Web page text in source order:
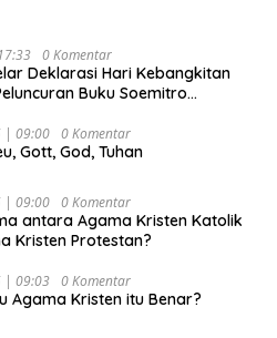
0 Komentar
Deklarasi Hari Kebangkitan
Buku Soemitro
& Simposium Nasional
Perekonomian Nasional dan
| 09:00 0 Komentar
Gott, God, Tuhan
| 09:00 0 Komentar
antara Agama Kristen Katolik
Kristen Protestan?
| 09:03 0 Komentar
Agama Kristen itu Benar?